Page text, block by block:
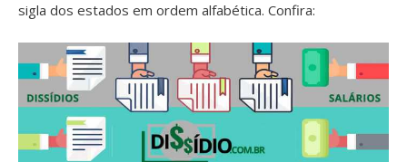
sigla dos estados em ordem alfabética. Confira: